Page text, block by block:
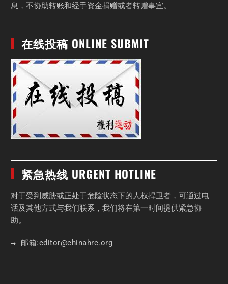
息，不协助转账和经手资金捐赠或者转赠事宜。
在线投稿 ONLINE SUBMIT
紧急热线 URGENT HOTLINE
对于受到威胁或正处于危险状态下的人权捍卫者，可通过电
话及其他方式与我们联系，我们将在第一时间提供紧急协
助。
邮箱:editor@chinahrc.org